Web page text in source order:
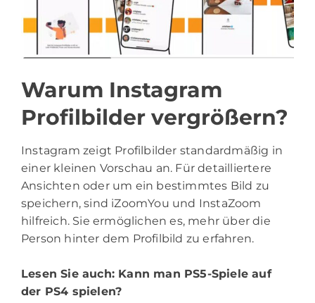
Warum Instagram
Profilbilder vergrößern?
Instagram zeigt Profilbilder standardmäßig in
einer kleinen Vorschau an. Für detailliertere
Ansichten oder um ein bestimmtes Bild zu
speichern, sind iZoomYou und InstaZoom
hilfreich. Sie ermöglichen es, mehr über die
Person hinter dem Profilbild zu erfahren.
Lesen Sie auch: Kann man PS5-Spiele auf
der PS4 spielen?